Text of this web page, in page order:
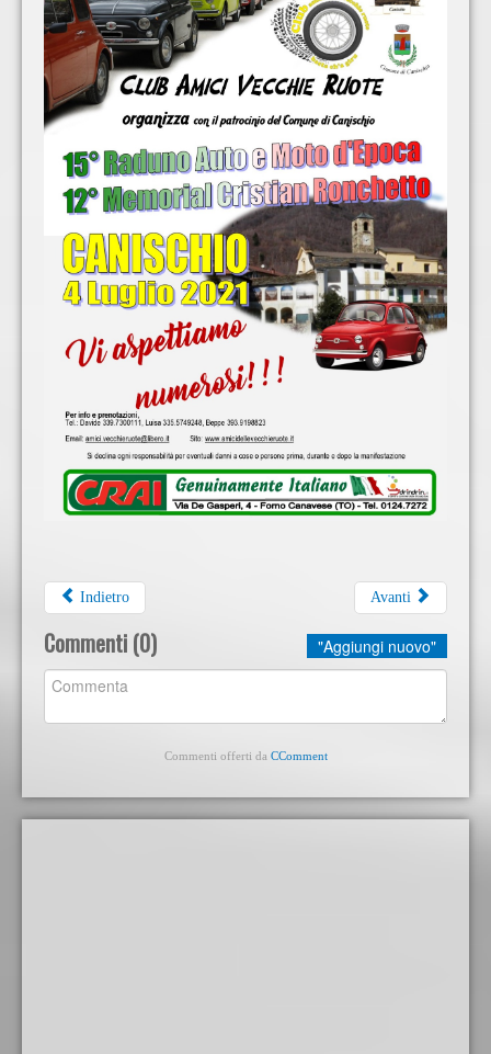
Indietro Avanti
Commenti (0) "Aggiungi nuovo"
Commenti offerti da CComment